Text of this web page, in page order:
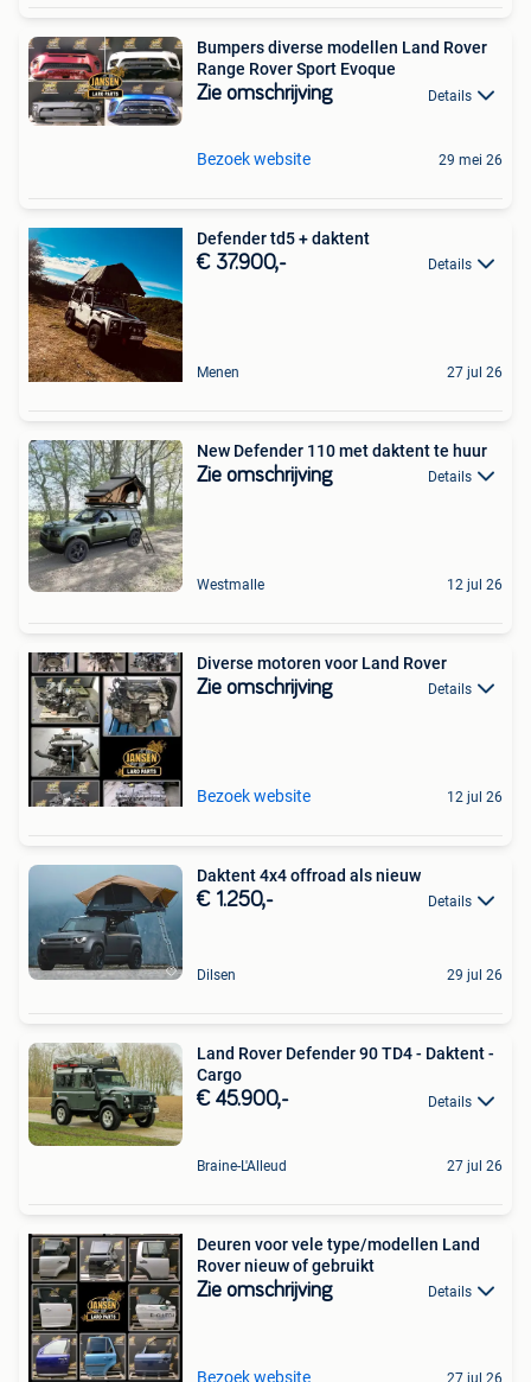
Bumpers diverse modellen Land Rover
Range Rover Sport Evoque
Zie omschrijving Details
Bezoek website 29 mei 26
Defender td5 + daktent
€ 37.900,- Details
Menen 27 jul 26
New Defender 110 met daktent te huur
Zie omschrijving Details
Westmalle 12 jul 26
Diverse motoren voor Land Rover
Zie omschrijving Details
Bezoek website 12 jul 26
Daktent 4x4 offroad als nieuw
€ 1.250,- Details
Dilsen 29 jul 26
Land Rover Defender 90 TD4 - Daktent -
Cargo
€ 45.900,- Details
Braine-L'Alleud 27 jul 26
Deuren voor vele type/modellen Land
Rover nieuw of gebruikt
Zie omschrijving Details
Bezoek website 27 jul 26